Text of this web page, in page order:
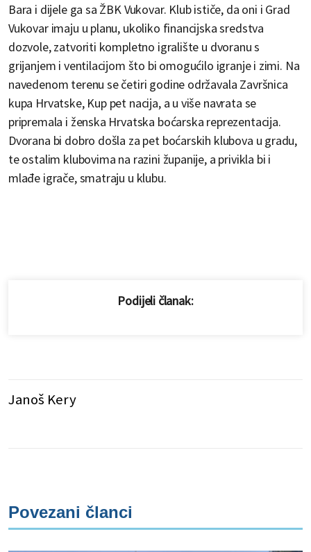
Bara i dijele ga sa ŽBK Vukovar. Klub ističe, da oni i Grad
Vukovar imaju u planu, ukoliko financijska sredstva
dozvole, zatvoriti kompletno igralište u dvoranu s
grijanjem i ventilacijom što bi omogućilo igranje i zimi. Na
navedenom terenu se četiri godine održavala Završnica
kupa Hrvatske, Kup pet nacija, a u više navrata se
pripremala i ženska Hrvatska boćarska reprezentacija.
Dvorana bi dobro došla za pet boćarskih klubova u gradu,
te ostalim klubovima na razini županije, a privikla bi i
mlađe igrače, smatraju u klubu.
Podijeli članak:
Janoš Kery
Povezani članci